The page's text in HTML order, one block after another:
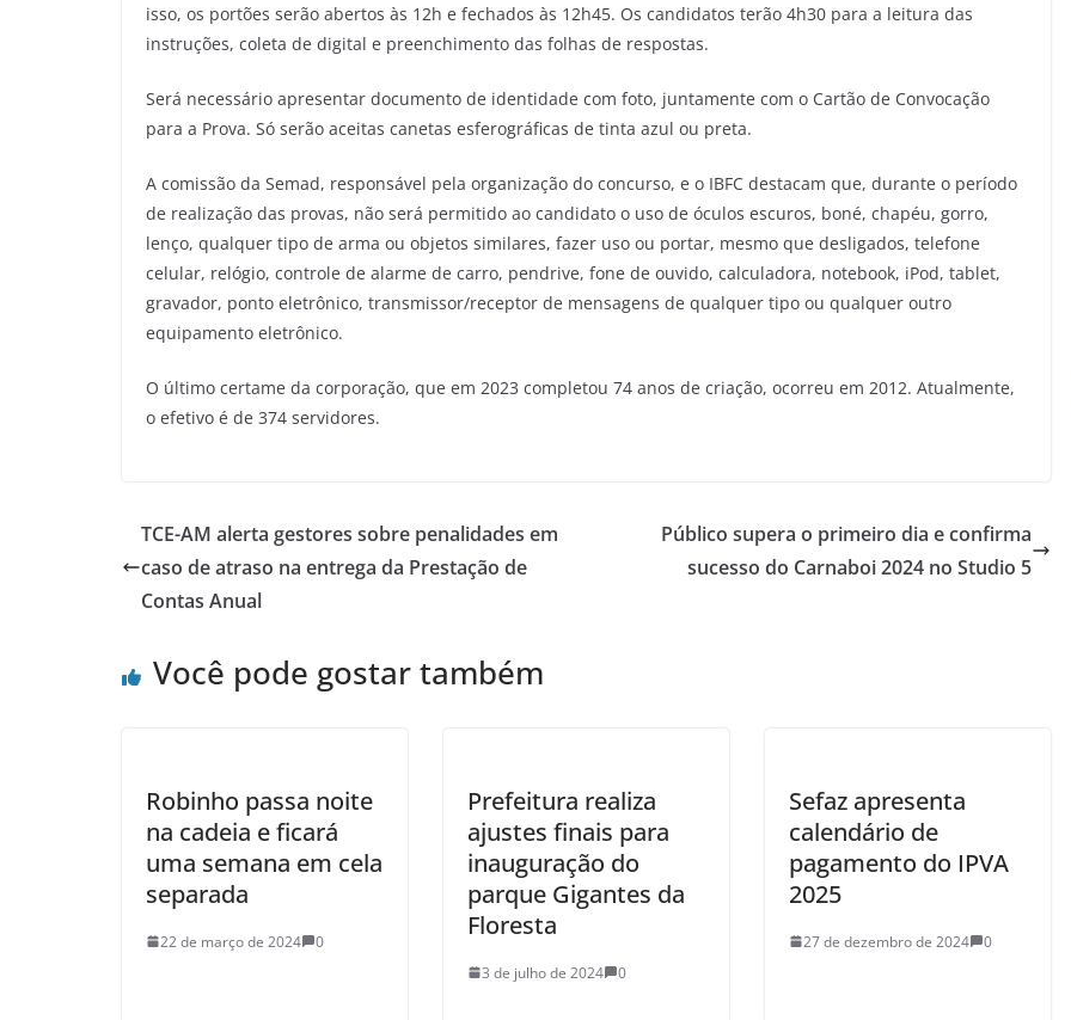
isso, os portões serão abertos às 12h e fechados às 12h45. Os candidatos terão 4h30 para a leitura das
instruções, coleta de digital e preenchimento das folhas de respostas.
Será necessário apresentar documento de identidade com foto, juntamente com o Cartão de Convocação
para a Prova. Só serão aceitas canetas esferográficas de tinta azul ou preta.
A comissão da Semad, responsável pela organização do concurso, e o IBFC destacam que, durante o período
de realização das provas, não será permitido ao candidato o uso de óculos escuros, boné, chapéu, gorro,
lenço, qualquer tipo de arma ou objetos similares, fazer uso ou portar, mesmo que desligados, telefone
celular, relógio, controle de alarme de carro, pendrive, fone de ouvido, calculadora, notebook, iPod, tablet,
gravador, ponto eletrônico, transmissor/receptor de mensagens de qualquer tipo ou qualquer outro
equipamento eletrônico.
O último certame da corporação, que em 2023 completou 74 anos de criação, ocorreu em 2012. Atualmente,
o efetivo é de 374 servidores.
​TCE-AM alerta gestores sobre penalidades em
caso de atraso na entrega da Prestação de
Contas Anual
Público supera o primeiro dia e confirma
sucesso do Carnaboi 2024 no Studio 5
Você pode gostar também
Robinho passa noite
na cadeia e ficará
uma semana em cela
separada
22 de março de 2024 0
Prefeitura realiza
ajustes finais para
inauguração do
parque Gigantes da
Floresta
3 de julho de 2024 0
Sefaz apresenta
calendário de
pagamento do IPVA
2025
27 de dezembro de 2024 0